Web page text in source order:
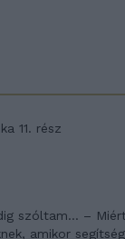
11. rész
szóltam… –
amikor